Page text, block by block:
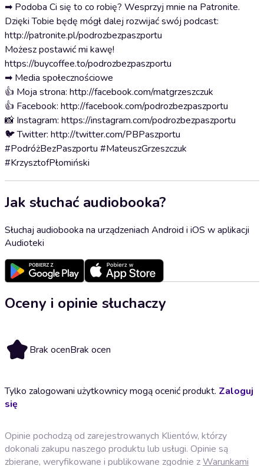
➡ Podoba Ci się to co robię? Wesprzyj mnie na Patronite.
Dzięki Tobie będę mógł dalej rozwijać swój podcast:
http://patronite.pl/podrozbezpaszportu
Możesz postawić mi kawę!
https://buycoffee.to/podrozbezpaszportu
➡ Media społecznościowe
👍 Moja strona: http://facebook.com/matgrzeszczuk
👍 Facebook: http://facebook.com/podrozbezpaszportu
📸 Instagram: https://instagram.com/podrozbezpaszportu
🐦 Twitter: http://twitter.com/PBPaszportu
#PodróżBezPaszportu #MateuszGrzeszczuk
#KrzysztofPłomiński
Jak słuchać audiobooka?
Słuchaj audiobooka na urządzeniach Android i iOS w aplikacji
Audioteki
Oceny i opinie słuchaczy
Brak ocenBrak ocen
Tylko zalogowani użytkownicy mogą ocenić produkt. Zaloguj
się
Opinie pochodzą od zarejestrowanych Klientów, którzy
dokonali zakupu naszego produktu lub usługi. Opinie są
zbierane, weryfikowane i publikowane zgodnie zWarunkami